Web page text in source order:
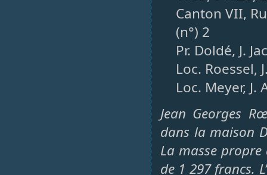
Canton VII,
(n°) 2
Pr. Doldé, J.
Loc. Roessel,
Loc. Meyer,
Jean Georges
dans la maison
La masse
de 1 297 francs.